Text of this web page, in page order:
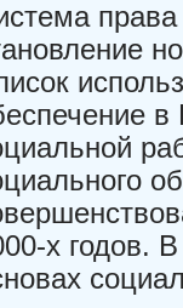
права
в
х годов.